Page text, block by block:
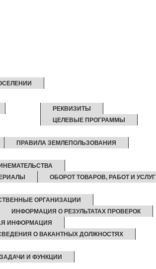
РЕКВИЗИТЫ
ЦЕЛЕВЫЕ ПРОГРАММЫ
ПРАВИЛА ЗЕМЛЕПОЛЬЗОВАНИЯ
ОБОРОТ ТОВАРОВ, РАБОТ И УСЛУГ
ОРГАНИЗАЦИИ
ИНФОРМАЦИЯ О РЕЗУЛЬТАТАХ ПРОВЕРОК
ИНФОРМАЦИЯ
О ВАКАНТНЫХ ДОЛЖНОСТЯХ
И ФУНКЦИИ